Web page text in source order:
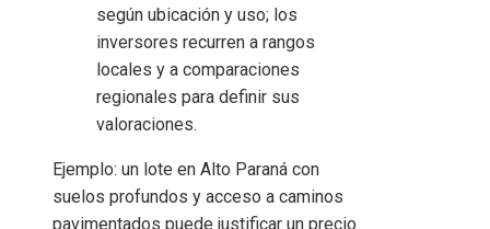
según ubicación y uso; los
inversores recurren a rangos
locales y a comparaciones
regionales para definir sus
valoraciones.
Ejemplo: un lote en Alto Paraná con
suelos profundos y acceso a caminos
pavimentados puede justificar un precio